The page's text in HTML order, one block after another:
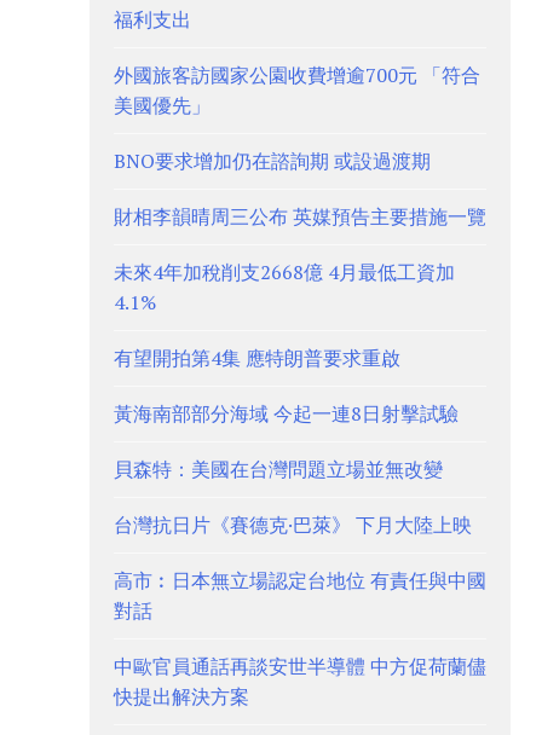
福利支出
外國旅客訪國家公園收費增逾700元 「符合
美國優先」
BNO要求增加仍在諮詢期 或設過渡期
財相李韻晴周三公布 英媒預告主要措施一覽
未來4年加稅削支2668億 4月最低工資加
4.1%
有望開拍第4集 應特朗普要求重啟
黃海南部部分海域 今起一連8日射擊試驗
貝森特：美國在台灣問題立場並無改變
台灣抗日片《賽德克·巴萊》 下月大陸上映
高市︰日本無立場認定台地位 有責任與中國
對話
中歐官員通話再談安世半導體 中方促荷蘭儘
快提出解決方案